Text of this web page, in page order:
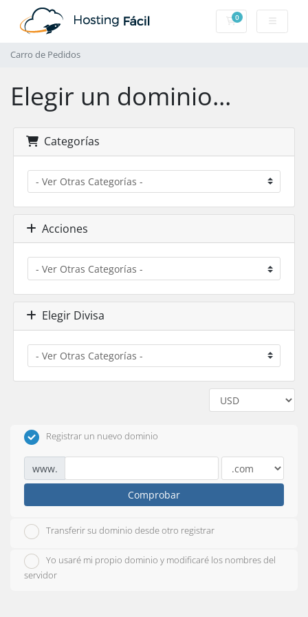
0Carro de Pedidos
Carro de Pedidos
Elegir un dominio...
Categorías
Acciones
Elegir Divisa
Registrar un nuevo dominio
www.
Comprobar
Transferir su dominio desde otro registrar
Yo usaré mi propio dominio y modificaré los nombres del
servidor